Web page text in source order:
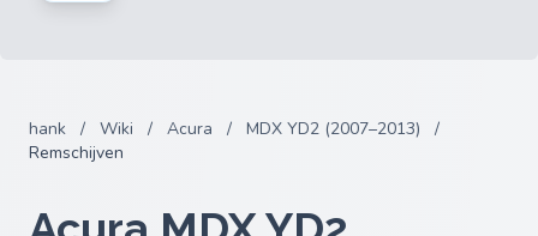
hank / Wiki / Acura / MDX YD2 (2007–2013)
/
Remschijven